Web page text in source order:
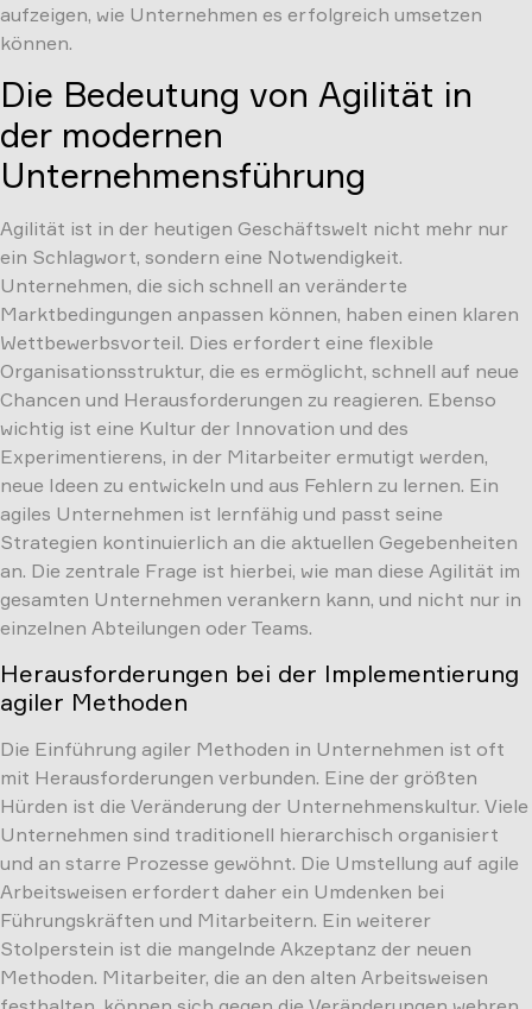
aufzeigen, wie Unternehmen es erfolgreich umsetzen
können.
Die Bedeutung von Agilität in
der modernen
Unternehmensführung
Agilität ist in der heutigen Geschäftswelt nicht mehr nur
ein Schlagwort, sondern eine Notwendigkeit.
Unternehmen, die sich schnell an veränderte
Marktbedingungen anpassen können, haben einen klaren
Wettbewerbsvorteil. Dies erfordert eine flexible
Organisationsstruktur, die es ermöglicht, schnell auf neue
Chancen und Herausforderungen zu reagieren. Ebenso
wichtig ist eine Kultur der Innovation und des
Experimentierens, in der Mitarbeiter ermutigt werden,
neue Ideen zu entwickeln und aus Fehlern zu lernen. Ein
agiles Unternehmen ist lernfähig und passt seine
Strategien kontinuierlich an die aktuellen Gegebenheiten
an. Die zentrale Frage ist hierbei, wie man diese Agilität im
gesamten Unternehmen verankern kann, und nicht nur in
einzelnen Abteilungen oder Teams.
Herausforderungen bei der Implementierung
agiler Methoden
Die Einführung agiler Methoden in Unternehmen ist oft
mit Herausforderungen verbunden. Eine der größten
Hürden ist die Veränderung der Unternehmenskultur. Viele
Unternehmen sind traditionell hierarchisch organisiert
und an starre Prozesse gewöhnt. Die Umstellung auf agile
Arbeitsweisen erfordert daher ein Umdenken bei
Führungskräften und Mitarbeitern. Ein weiterer
Stolperstein ist die mangelnde Akzeptanz der neuen
Methoden. Mitarbeiter, die an den alten Arbeitsweisen